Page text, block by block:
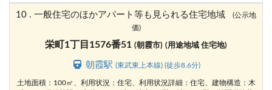
10 . 一般住宅のほかアパート等も見られる住宅地域
(公示地
価)
栄町1丁目1576番51 (朝霞市) (用途地域 住宅地)
朝霞駅(東武東上本線) (徒歩8.6分)
土地面積：100㎡、利用状況：住宅、利用状況詳細：住宅、建物構造：木